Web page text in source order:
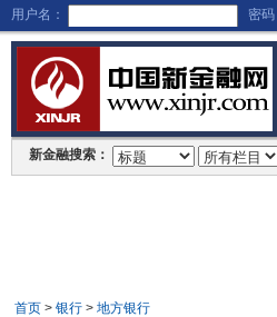
用户名： 密码
新金融搜索：
首页> 银行> 地方银行